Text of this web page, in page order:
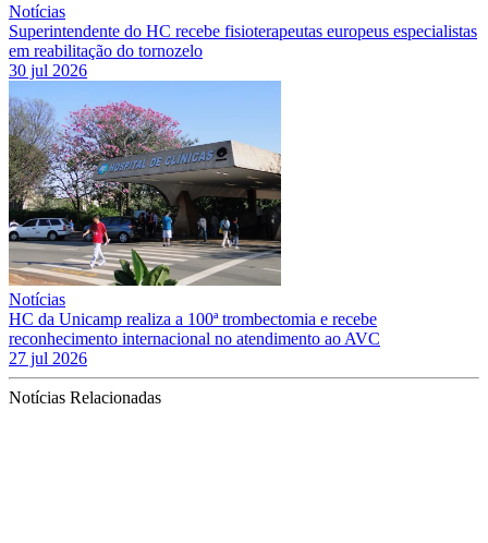
Notícias
Superintendente do HC recebe fisioterapeutas europeus especialistas
em reabilitação do tornozelo
30 jul 2026
Notícias
HC da Unicamp realiza a 100ª trombectomia e recebe
reconhecimento internacional no atendimento ao AVC
27 jul 2026
Notícias Relacionadas